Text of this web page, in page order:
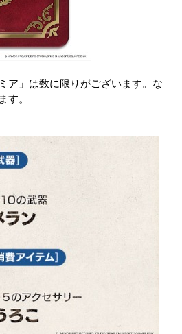
」は数に限りがございます。な
す。